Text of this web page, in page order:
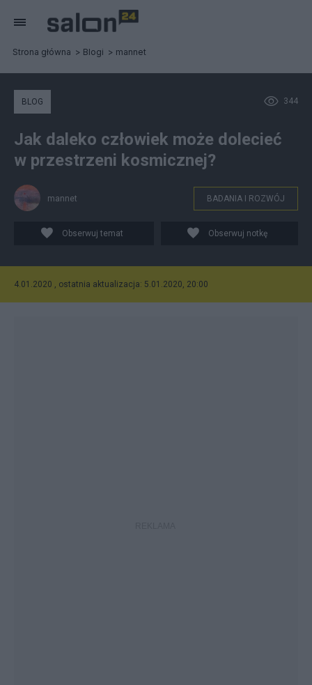
Strona główna Blogi mannet
344
BLOG
Jak daleko człowiek może dolecieć
w przestrzeni kosmicznej?
mannet BADANIA I ROZWÓJ
Obserwuj temat Obserwuj notkę
4.01.2020 , ostatnia aktualizacja: 5.01.2020, 20:00